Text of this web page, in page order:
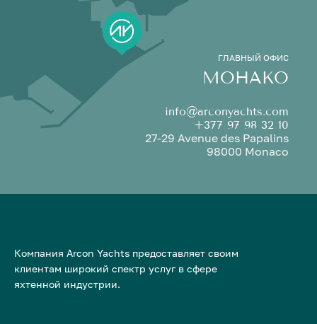
ГЛАВНЫЙ ОФИС
МОНАКО
info@arconyachts.com
+377 97 98 32 10
27-29 Avenue des Papalins
98000 Monaco
Компания Arcon Yachts предоставляет своим
клиентам широкий спектр услуг в сфере
яхтенной индустрии.